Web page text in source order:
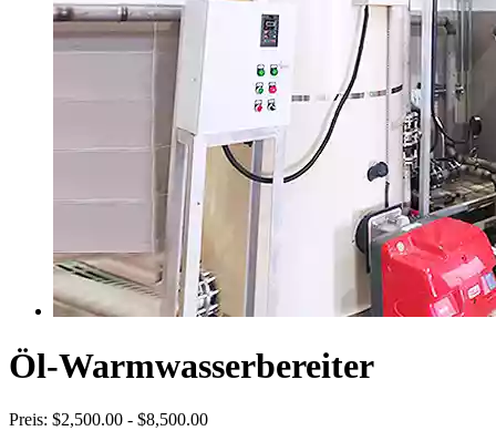
Öl-Warmwasserbereiter
Preis: $2,500.00 - $8,500.00